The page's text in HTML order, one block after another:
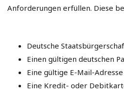
Anforderungen erfüllen. Diese
Deutsche
Einen gültigen deutschen
Eine gültige E-Mail-Adresse
Eine Kredit- oder